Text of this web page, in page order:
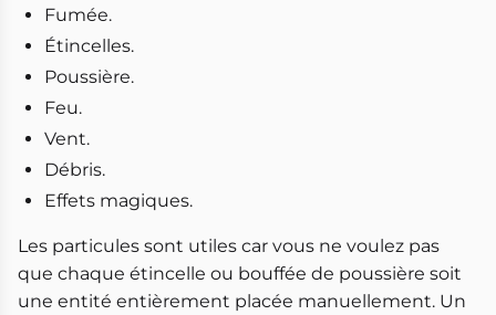
Fumée.
Étincelles.
Poussière.
Feu.
Vent.
Débris.
Effets magiques.
Les particules sont utiles car vous ne voulez pas
que chaque étincelle ou bouffée de poussière soit
une entité entièrement placée manuellement. Un